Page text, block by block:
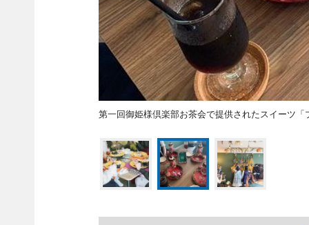
第一回御姫様倶楽部お茶会で提供されたスイーツ